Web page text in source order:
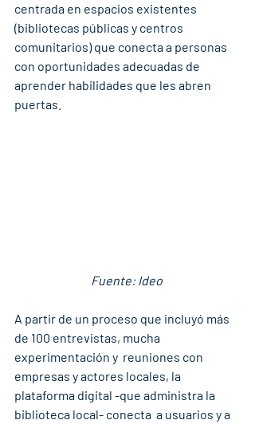
centrada en espacios existentes
(bibliotecas públicas y centros
comunitarios) que conecta a personas
con oportunidades adecuadas de
aprender habilidades que les abren
puertas.
Fuente: Ideo
A partir de un proceso que incluyó más
de 100 entrevistas, mucha
experimentación y  reuniones con
empresas y actores locales, la
plataforma digital -que administra la
biblioteca local- conecta  a usuarios y a